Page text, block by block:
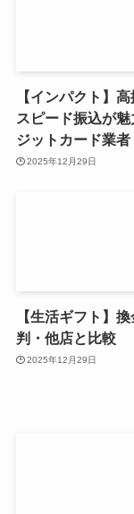
【インパクト】高
スピード振込が
ジットカード業者
2025年12月29日
【生活ギフト】
判・他店と比較
2025年12月29日